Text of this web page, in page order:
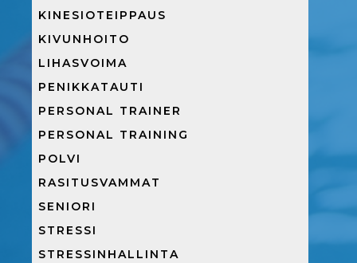
KINESIOTEIPPAUS
KIVUNHOITO
LIHASVOIMA
PENIKKATAUTI
PERSONAL TRAINER
PERSONAL TRAINING
POLVI
RASITUSVAMMAT
SENIORI
STRESSI
STRESSINHALLINTA